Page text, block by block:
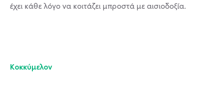
έχει κάθε λόγο να κοιτάζει μπροστά με αισιοδοξία.
Κοκκύμελον